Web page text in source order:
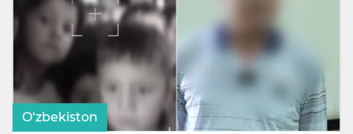
O‘zbekiston